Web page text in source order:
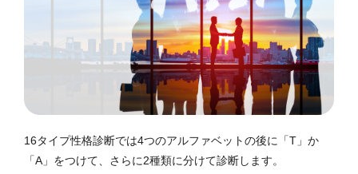
16タイプ性格診断では4つのアルファベットの後に「T」か
「A」をつけて、さらに2種類に分けて診断します。